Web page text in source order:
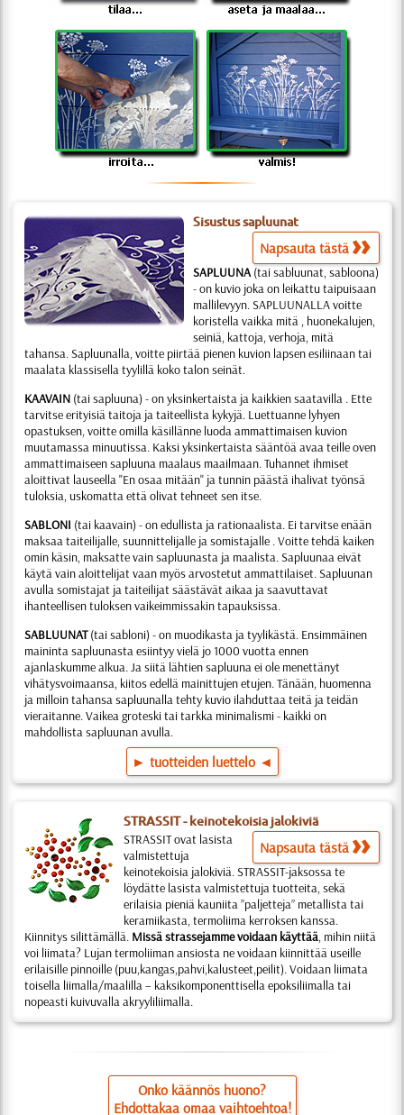
Sisustus sapluunat
Napsauta tästä
SAPLUUNA(tai sabluunat, sabloona)
- on kuvio joka on leikattu taipuisaan
mallilevyyn. SAPLUUNALLA voitte
koristella vaikka mitä , huonekalujen,
seiniä, kattoja, verhoja, mitä
tahansa. Sapluunalla, voitte piirtää pienen kuvion lapsen esiliinaan tai
maalata klassisella tyylillä koko talon seinät.
KAAVAIN (tai sapluuna) - on yksinkertaista ja kaikkien saatavilla . Ette
tarvitse erityisiä taitoja ja taiteellista kykyjä. Luettuanne lyhyen
opastuksen, voitte omilla käsillänne luoda ammattimaisen kuvion
muutamassa minuutissa. Kaksi yksinkertaista sääntöä avaa teille oven
ammattimaiseen sapluuna maalaus maailmaan. Tuhannet ihmiset
aloittivat lauseella "En osaa mitään" ja tunnin päästä ihalivat työnsä
tuloksia, uskomatta että olivat tehneet sen itse.
SABLONI (tai kaavain) - on edullista ja rationaalista. Ei tarvitse enään
maksaa taiteilijalle, suunnittelijalle ja somistajalle . Voitte tehdä kaiken
omin käsin, maksatte vain sapluunasta ja maalista. Sapluunaa eivät
käytä vain aloittelijat vaan myös arvostetut ammattilaiset. Sapluunan
avulla somistajat ja taiteilijat säästävät aikaa ja saavuttavat
ihanteellisen tuloksen vaikeimmissakin tapauksissa.
SABLUUNAT(tai sabloni) - on muodikasta ja tyylikästä. Ensimmäinen
maininta sapluunasta esiintyy vielä jo 1000 vuotta ennen
ajanlaskumme alkua. Ja siitä lähtien sapluuna ei ole menettänyt
vihätysvoimaansa, kiitos edellä mainittujen etujen. Tänään, huomenna
ja milloin tahansa sapluunalla tehty kuvio ilahduttaa teitä ja teidän
vieraitanne. Vaikea groteski tai tarkka minimalismi - kaikki on
mahdollista sapluunan avulla.
► tuotteiden luettelo ◄
STRASSIT - keinotekoisia jalokiviä
Napsauta tästä
STRASSIT ovat lasista
valmistettuja
keinotekoisia jalokiviä. STRASSIT-jaksossa te
löydätte lasista valmistettuja tuotteita, sekä
erilaisia pieniä kauniita ”paljetteja” metallista tai
keramiikasta, termoliima kerroksen kanssa.
Kiinnitys silittämällä. Missä strassejamme voidaan käyttää, mihin niitä
voi liimata? Lujan termoliiman ansiosta ne voidaan kiinnittää useille
erilaisille pinnoille (puu,kangas,pahvi,kalusteet,peilit). Voidaan liimata
toisella liimalla/maalilla – kaksikomponenttisella epoksiliimalla tai
nopeasti kuivuvalla akryyliliimalla.
Onko käännös huono?
Ehdottakaa omaa vaihtoehtoa!